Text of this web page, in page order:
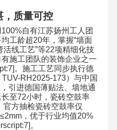
，质量可控
100%自有江苏扬州工人团
工龄超20年，掌握“墙面
活线工艺”等22项精细化技
施工团队的装饰企业之一
。施工工艺同步执行德
TUV-RH2025-173）与中国
引进德国薄贴法、墙地通
至72小时，瓷砖空鼓率
官方抽检瓷砖空鼓率仅
≤2mm，优于行业均值20%
。